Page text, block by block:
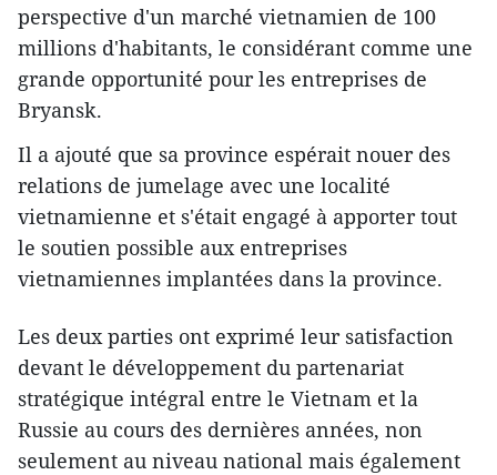
perspective d'un marché vietnamien de 100
millions d'habitants, le considérant comme une
grande opportunité pour les entreprises de
Bryansk.
Il a ajouté que sa province espérait nouer des
relations de jumelage avec une localité
vietnamienne et s'était engagé à apporter tout
le soutien possible aux entreprises
vietnamiennes implantées dans la province.
Les deux parties ont exprimé leur satisfaction
devant le développement du partenariat
stratégique intégral entre le Vietnam et la
Russie au cours des dernières années, non
seulement au niveau national mais également